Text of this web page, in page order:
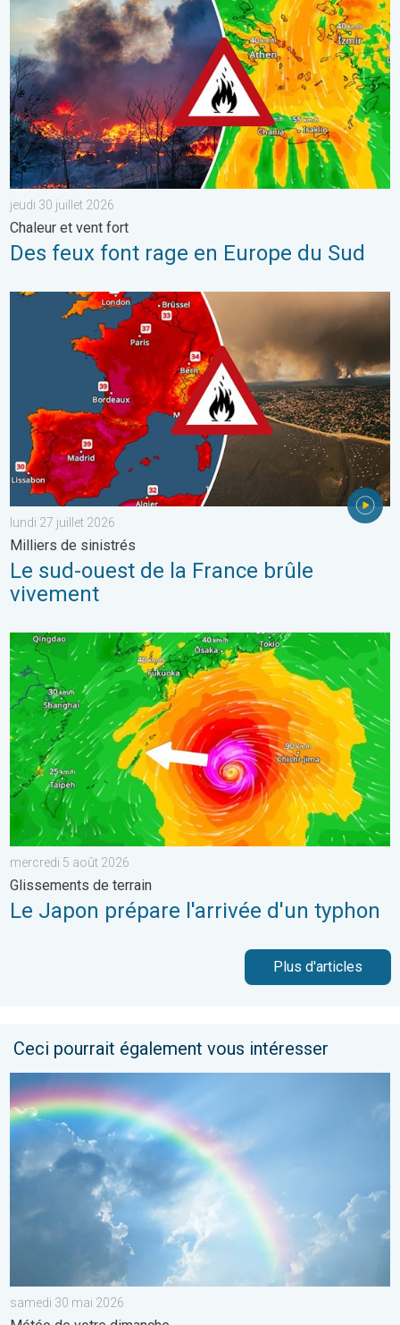
jeudi 30 juillet 2026
Chaleur et vent fort
Des feux font rage en Europe du Sud
Le sud-ouest de la France brûle vivement. Milliers de sinistrés.
lundi 27 juillet 2026
Milliers de sinistrés
Le sud-ouest de la France brûle
vivement
Le Japon prépare l'arrivée d'un typhon. Glissements de
mercredi 5 août 2026
Glissements de terrain
Le Japon prépare l'arrivée d'un typhon
Plus d'articles
Ceci pourrait également vous intéresser
Eclaircies après les orages de samedi. Météo de votre
samedi 30 mai 2026